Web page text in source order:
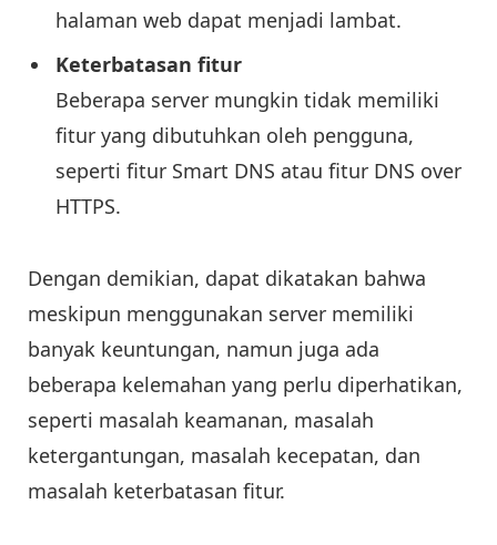
halaman web dapat menjadi lambat.
Keterbatasan fitur
Beberapa server mungkin tidak memiliki
fitur yang dibutuhkan oleh pengguna,
seperti fitur Smart DNS atau fitur DNS over
HTTPS.
Dengan demikian, dapat dikatakan bahwa
meskipun menggunakan server memiliki
banyak keuntungan, namun juga ada
beberapa kelemahan yang perlu diperhatikan,
seperti masalah keamanan, masalah
ketergantungan, masalah kecepatan, dan
masalah keterbatasan fitur.